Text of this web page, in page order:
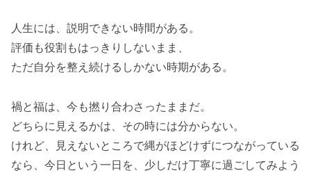
人生には、説明できない時間がある。
評価も役割もはっきりしないまま、
ただ自分を整え続けるしかない時期がある。
禍と福は、今も撚り合わさったままだ。
どちらに見えるかは、その時には分からない。
けれど、見えないところで縄がほどけずにつながっている
なら、今日という一日を、少しだけ丁寧に過ごしてみよう